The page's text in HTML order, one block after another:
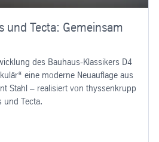
und Tecta: Gemeinsam
des Bauhaus-Klassikers D4
eine moderne Neuauflage aus
Stahl – realisiert von thyssenkrupp
und Tecta.